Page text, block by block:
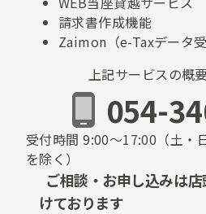
請求書作成機能
Zaimon（e-Taxデータ受
上記サービスの概
054-
受付時間9:00～17:00 （土
を除く）
ご相談・お申し込みは
けております